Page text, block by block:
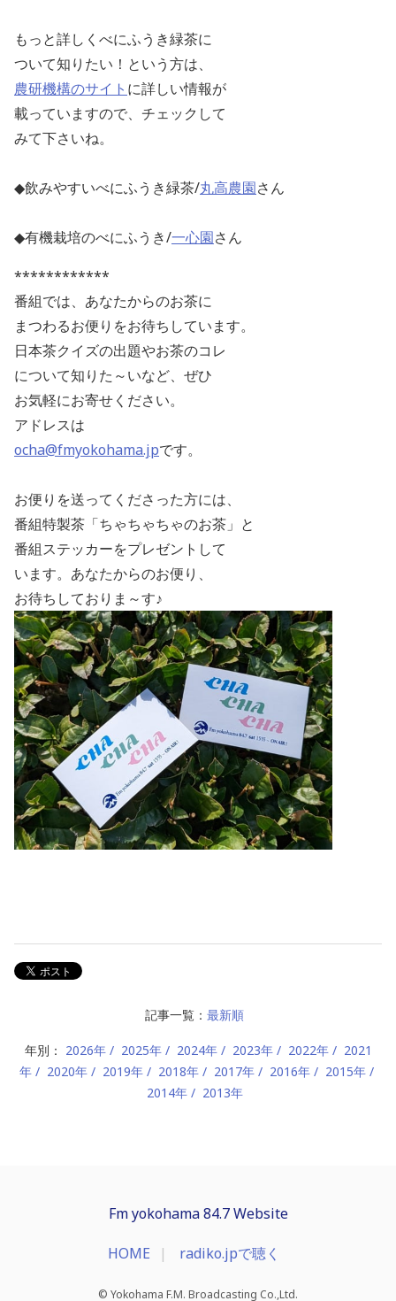
もっと詳しくべにふうき緑茶に
ついて知りたい！という方は、
農研機構のサイト に詳しい情報が
載っていますので、チェックして
みて下さいね。
◆飲みやすいべにふうき緑茶/丸高農園さん
◆有機栽培のべにふうき/一心園さん
************
番組では、あなたからのお茶に
まつわるお便りをお待ちしています。
日本茶クイズの出題やお茶のコレ
について知りた～いなど、ぜひ
お気軽にお寄せください。
アドレスは
ocha@fmyokohama.jpです。
お便りを送ってくださった方には、
番組特製茶「ちゃちゃちゃのお茶」と
番組ステッカーをプレゼントして
います。あなたからのお便り、
お待ちしておりま～す♪
記事一覧： 最新順
年別： 2026年 2025年 2024年 2023年 2022年
2021
年
2020年 2019年 2018年 2017年 2016年
2015年
2014年
2013年
Fm yokohama 84.7 Website
HOME radiko.jpで聴く
© Yokohama F.M. Broadcasting Co.,Ltd.